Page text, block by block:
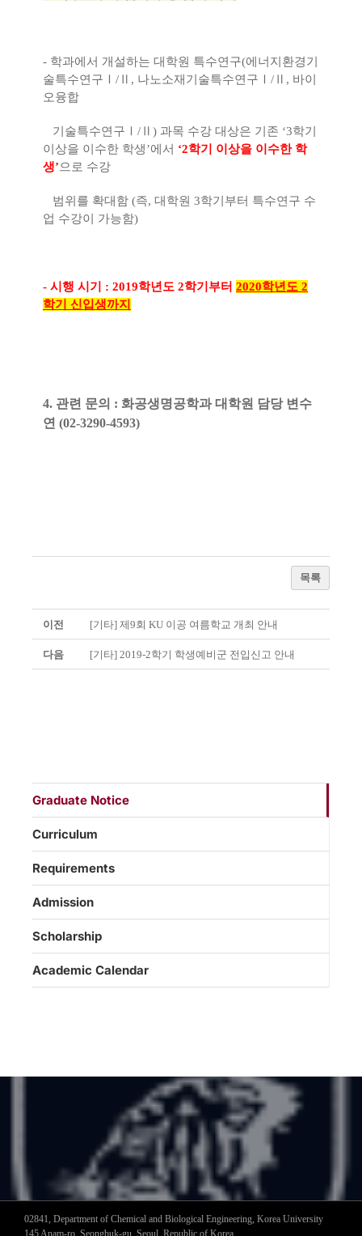
- 학과에서 개설하는 대학원 특수연구(에너지환경기
술특수연구 Ⅰ / Ⅱ , 나노소재기술특수연구 Ⅰ / Ⅱ , 바이
오융합
기술특수연구 Ⅰ / Ⅱ ) 과목 수강 대상은 기존 ‘3학기
이상을 이수한 학생’에서 ‘2학기 이상을 이수한 학
생’으로 수강
범위를 확대함 (즉, 대학원 3학기부터 특수연구 수
업 수강이 가능함)
- 시행 시기 : 2019학년도 2학기부터 2020학년도 2
학기 신입생까지
4. 관련 문의 : 화공생명공학과 대학원 담당 변수
연 (02-3290-4593)
목록
이전 [기타] 제9회 KU 이공 여름학교 개최 안내
다음 [기타] 2019-2학기 학생예비군 전입신고 안내
Graduate Notice
Curriculum
Requirements
Admission
Scholarship
Academic Calendar
02841, Department of Chemical and Biological Engineering, Korea University